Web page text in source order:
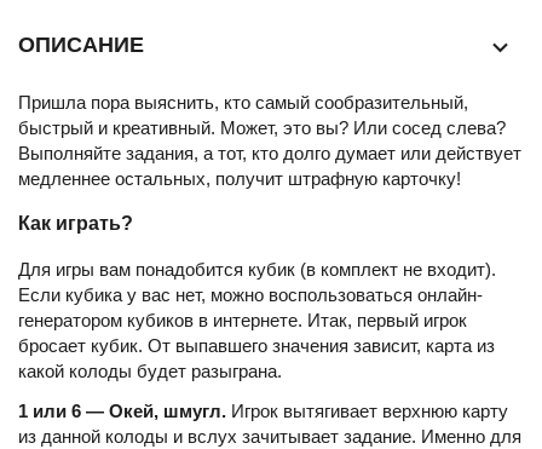
ОПИСАНИЕ
Пришла пора выяснить, кто самый сообразительный,
быстрый и креативный. Может, это вы? Или сосед слева?
Выполняйте задания, а тот, кто долго думает или действует
медленнее остальных, получит штрафную карточку!
Как играть?
Для игры вам понадобится кубик (в комплект не входит).
Если кубика у вас нет, можно воспользоваться онлайн-
генератором кубиков в интернете. Итак, первый игрок
бросает кубик. От выпавшего значения зависит, карта из
какой колоды будет разыграна.
1 или 6 — Окей, шмугл. Игрок вытягивает верхнюю карту
из данной колоды и вслух зачитывает задание. Именно для